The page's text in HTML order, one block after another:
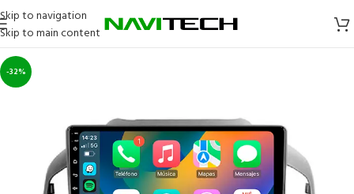
Skip to navigation
Skip to main content
-32%